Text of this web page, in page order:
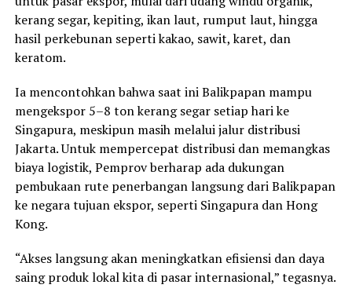
kerang segar, kepiting, ikan laut, rumput laut, hingga
hasil perkebunan seperti kakao, sawit, karet, dan
keratom.
Ia mencontohkan bahwa saat ini Balikpapan mampu
mengekspor 5–8 ton kerang segar setiap hari ke
Singapura, meskipun masih melalui jalur distribusi
Jakarta. Untuk mempercepat distribusi dan memangkas
biaya logistik, Pemprov berharap ada dukungan
pembukaan rute penerbangan langsung dari Balikpapan
ke negara tujuan ekspor, seperti Singapura dan Hong
Kong.
“Akses langsung akan meningkatkan efisiensi dan daya
saing produk lokal kita di pasar internasional,” tegasnya.